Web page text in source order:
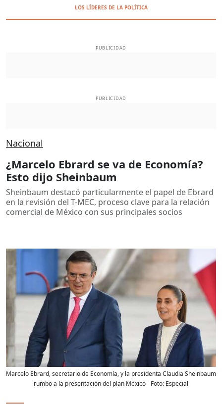
LOS LÍDERES DE LA POLÍTICA
PUBLICIDAD
PUBLICIDAD
Nacional
¿Marcelo Ebrard se va de Economía?
Esto dijo Sheinbaum
Sheinbaum destacó particularmente el papel de Ebrard
en la revisión del T-MEC, proceso clave para la relación
comercial de México con sus principales socios
Marcelo Ebrard, secretario de Economía, y la presidenta Claudia Sheinbaum
rumbo a la presentación del plan México- Foto: Especial